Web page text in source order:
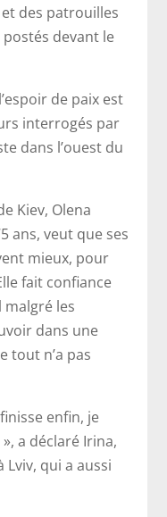
des patrouilles
devant le
de paix est
interrogés par
dans l’ouest du
Kiev, Olena
ans, veut que ses
mieux, pour
fait confiance
les
dans une
tout n’a pas
enfin, je
a déclaré Irina,
qui a aussi